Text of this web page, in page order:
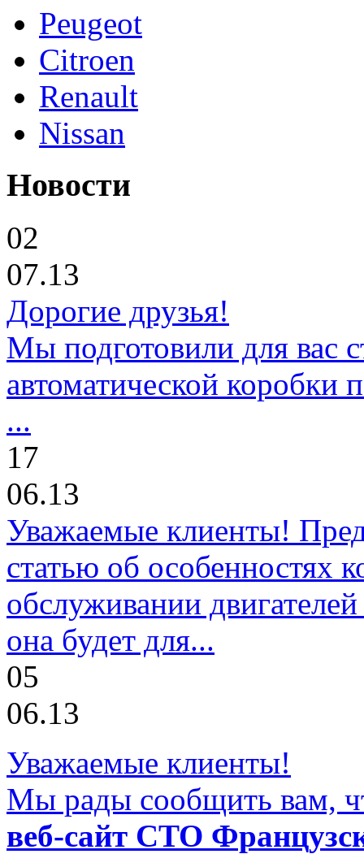
Peugeot
Citroen
Renault
Nissan
Новости
02
07.13
Дорогие друзья!
Мы подготовили для вас
автоматической коробки
...
17
06.13
Уважаемые клиенты!
статью об особенностях
обслуживании
она будет для...
05
06.13
Уважаемые клиенты!
Мы рады сообщить вам,
веб-сайт СТО